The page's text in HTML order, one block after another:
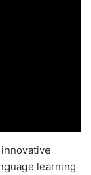
learning